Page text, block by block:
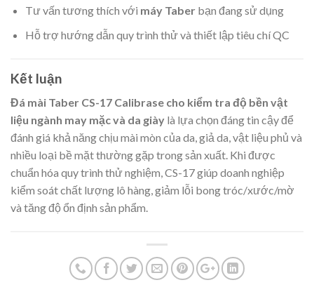
Tư vấn tương thích với máy Taberbạn đang sử dụng
Hỗ trợ hướng dẫn quy trình thử và thiết lập tiêu chí QC
Kết luận
Đá mài Taber CS-17 Calibrase cho kiểm tra độ bền vật
liệu ngành may mặc và da giày là lựa chọn đáng tin cậy để
đánh giá khả năng chịu mài mòn của da, giả da, vật liệu phủ và
nhiều loại bề mặt thường gặp trong sản xuất. Khi được
chuẩn hóa quy trình thử nghiệm, CS-17 giúp doanh nghiệp
kiểm soát chất lượng lô hàng, giảm lỗi bong tróc/xước/mờ
và tăng độ ổn định sản phẩm.